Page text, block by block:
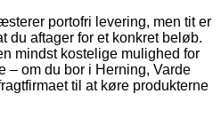
portofri levering, men tit er
du aftager for et konkret beløb.
mindst kostelige mulighed for
– om du bor i Herning, Varde
til at køre produkterne